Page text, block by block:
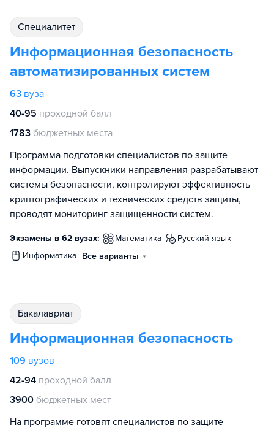
специалитет
Информационная безопасность
автоматизированных систем
63 вуза
40-95 проходной балл
1783 бюджетных места
Программа подготовки специалистов по защите
информации. Выпускники направления разрабатывают
системы безопасности, контролируют эффективность
криптографических и технических средств защиты,
проводят мониторинг защищенности систем.
Экзамены в 62 вузах: математика
русский язык
информатика Все варианты
бакалавриат
Информационная безопасность
109 вузов
42-94 проходной балл
3900 бюджетных мест
На программе готовят специалистов по защите